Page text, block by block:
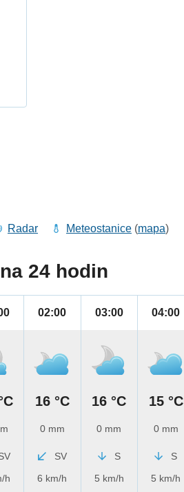
Radar Meteostanice (mapa)
24 hodin
h
02:00
16 °C
0 mm
SV
6 km/h
03:00
16 °C
0 mm
S
5 km/h
04:00
15 °C
0 mm
S
5 km/h